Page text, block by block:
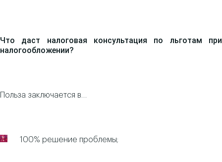
Что даст налоговая консультация по льготам при
налогообложении?
Польза заключается в…
100% решение проблемы;